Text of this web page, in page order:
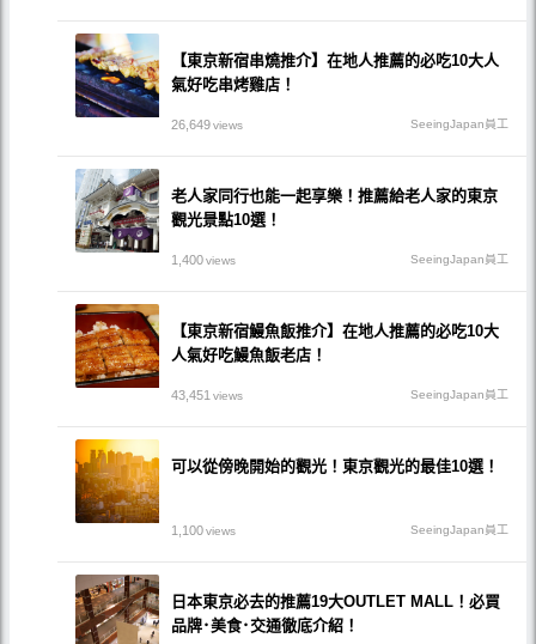
【東京新宿串燒推介】在地人推薦的必吃10大人
氣好吃串烤雞店！
26,649views SeeingJapan員工
老人家同行也能一起享樂！推薦給老人家的東京
觀光景點10選！
1,400views SeeingJapan員工
【東京新宿鰻魚飯推介】在地人推薦的必吃10大
人氣好吃鰻魚飯老店！
43,451views SeeingJapan員工
可以從傍晚開始的觀光！東京觀光的最佳10選！
1,100views SeeingJapan員工
日本東京必去的推薦19大OUTLET MALL！必買
品牌･美食･交通徹底介紹！